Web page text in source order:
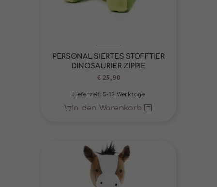
PERSONALISIERTES STOFFTIER
DINOSAURIER ZIPPIE
€ 25,90
Lieferzeit: 5-12 Werktage
In den Warenkorb